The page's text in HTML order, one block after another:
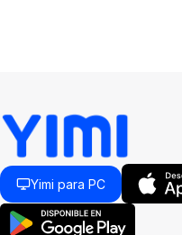
Yimi para PC